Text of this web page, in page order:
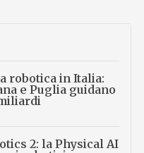
robotica in Italia:
e Puglia guidano
2: la Physical AI